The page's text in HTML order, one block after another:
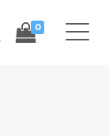
0